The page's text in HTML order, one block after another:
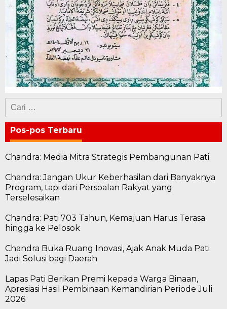
Cari
untuk:
Pos-pos Terbaru
Chandra: Media Mitra Strategis Pembangunan Pati
Chandra: Jangan Ukur Keberhasilan dari Banyaknya
Program, tapi dari Persoalan Rakyat yang
Terselesaikan
Chandra: Pati 703 Tahun, Kemajuan Harus Terasa
hingga ke Pelosok
Chandra Buka Ruang Inovasi, Ajak Anak Muda Pati
Jadi Solusi bagi Daerah
Lapas Pati Berikan Premi kepada Warga Binaan,
Apresiasi Hasil Pembinaan Kemandirian Periode Juli
2026